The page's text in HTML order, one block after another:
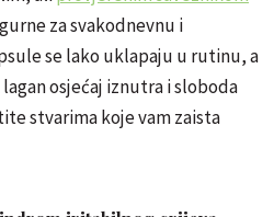
za svakodnevnu i
se lako uklapaju u rutinu, a
osjećaj iznutra i sloboda
stvarima koje vam zaista